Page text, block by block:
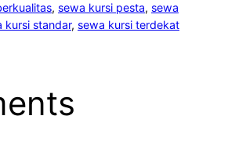
, sewa kursi pesta, sewa
kursi standar, sewa kursi terdekat